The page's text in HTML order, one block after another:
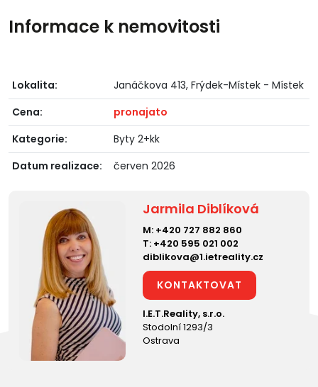
Informace k nemovitosti
Lokalita:
Janáčkova 413, Frýdek-Místek - Místek
Cena:
pronajato
Kategorie:
Byty 2+kk
Datum realizace:
červen 2026
Jarmila Diblíková
M: +420 727 882 860
T: +420 595 021 002
diblikova@1.ietreality.cz
KONTAKTOVAT
I.E.T.Reality, s.r.o.
Stodolní 1293/3
Ostrava